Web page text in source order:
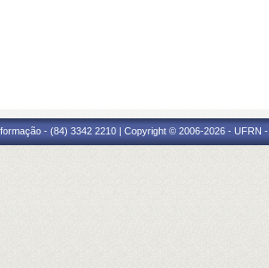
- (84) 3342 2210 | Copyright © 2006-2026 - UFRN